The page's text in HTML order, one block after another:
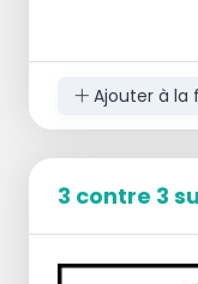
Ajouter à la
3 contre 3